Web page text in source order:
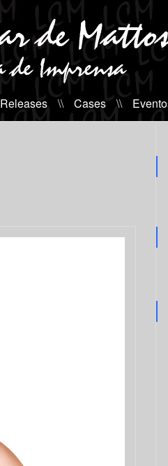
Releases \\ Cases \\